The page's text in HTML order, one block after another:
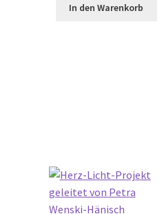
In den Warenkorb